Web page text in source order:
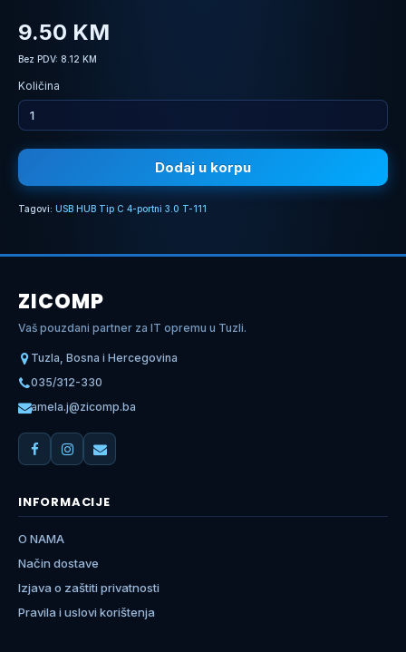
9.50 KM
Bez PDV: 8.12 KM
Količina
Dodaj u korpu
Tagovi: USB HUB Tip C 4-portni 3.0 T-111
ZICOMP
Vaš pouzdani partner za IT opremu u Tuzli.
Tuzla, Bosna i Hercegovina
035/312-330
amela.j@zicomp.ba
INFORMACIJE
O NAMA
Način dostave
Izjava o zaštiti privatnosti
Pravila i uslovi korištenja